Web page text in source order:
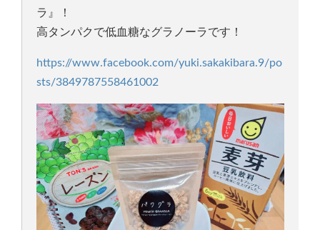
ラ』！
高タンパクで低血糖なグラノーラです！
https://www.facebook.com/yuki.sakakibara.9/po
sts/3849787558461002